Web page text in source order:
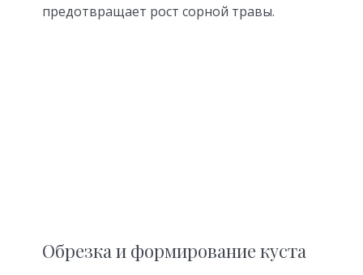
предотвращает рост сорной травы.
Обрезка и формирование куста